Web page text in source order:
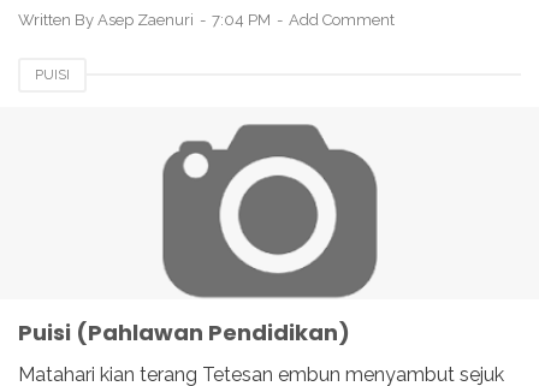
Written By Asep Zaenuri 7:04 PM Add Comment
PUISI
Puisi (Pahlawan Pendidikan)
Matahari kian terang Tetesan embun menyambut sejuk